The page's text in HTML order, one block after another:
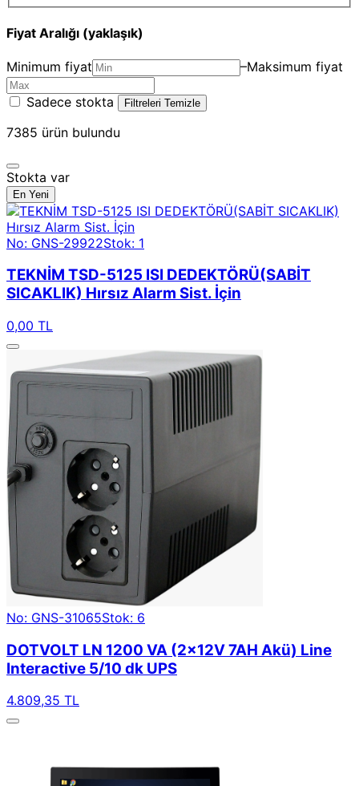
Fiyat Aralığı (yaklaşık)
Minimum fiyat –Maksimum fiyat
Sadece stokta Filtreleri Temizle
7385 ürün bulundu
Stokta var
En Yeni
No: GNS-29922Stok: 1
TEKNİM TSD-5125 ISI DEDEKTÖRÜ(SABİT
SICAKLIK) Hırsız Alarm Sist. İçin
0,00 TL
No: GNS-31065Stok: 6
DOTVOLT LN 1200 VA (2x12V 7AH Akü) Line
Interactive 5/10 dk UPS
4.809,35 TL